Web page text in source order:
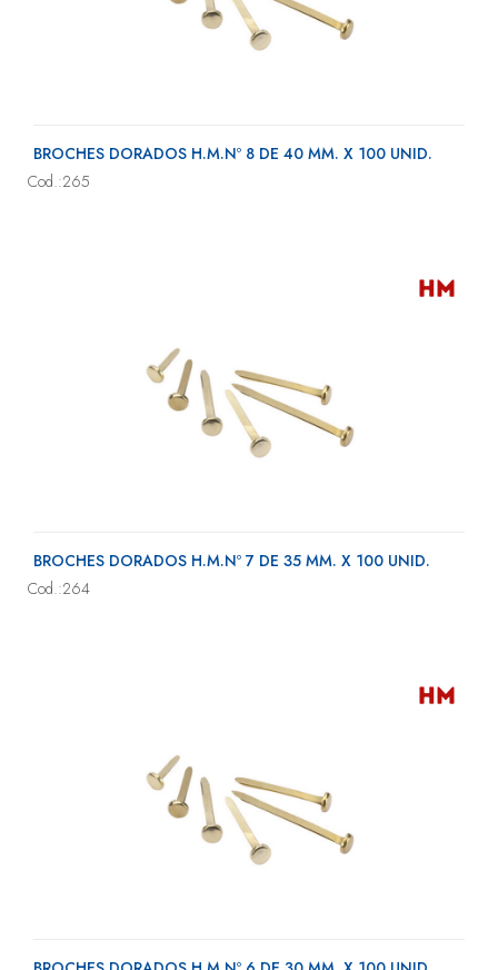
BROCHES DORADOS H.M.Nº 8 DE 40 MM. X 100 UNID.
Cod.:265
BROCHES DORADOS H.M.Nº 7 DE 35 MM. X 100 UNID.
Cod.:264